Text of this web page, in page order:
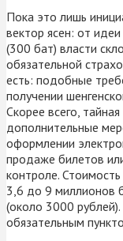
Пока это лишь
вектор ясен: от
(300 бат) власти
обязательной
есть: подобные
получении
Скорее всего,
дополнительные
оформлении
продаже билетов
контроле.
3,6 до 9 миллионов
(около 3000
обязательным